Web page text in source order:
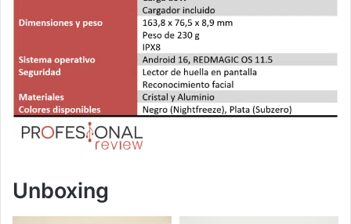
Unboxing